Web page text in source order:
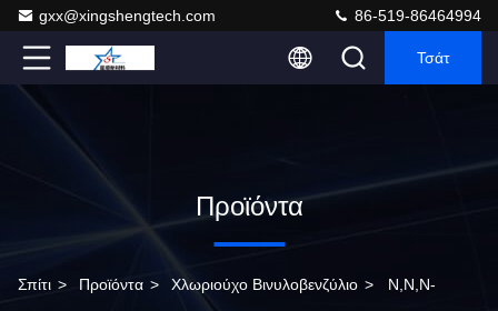
gxx@xingshengtech.com 86-519-86464994
Τσάτ
Προϊόντα
Σπίτι > Προϊόντα > Χλωριούχο Βινυλοβενζύλιο > N,N,N-